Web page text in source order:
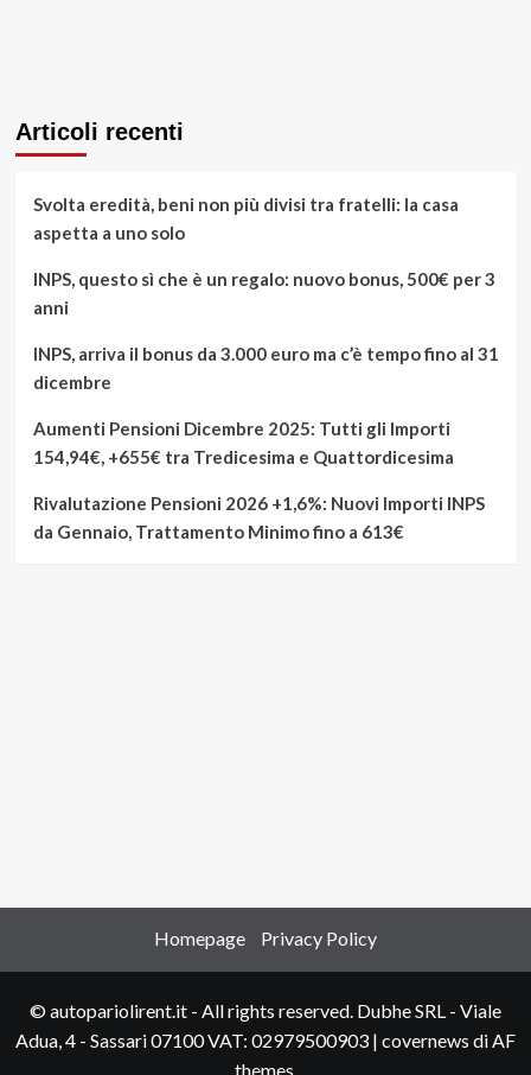
Articoli recenti
Svolta eredità, beni non più divisi tra fratelli: la casa
aspetta a uno solo
INPS, questo sì che è un regalo: nuovo bonus, 500€ per 3
anni
INPS, arriva il bonus da 3.000 euro ma c’è tempo fino al 31
dicembre
Aumenti Pensioni Dicembre 2025: Tutti gli Importi
154,94€, +655€ tra Tredicesima e Quattordicesima
Rivalutazione Pensioni 2026 +1,6%: Nuovi Importi INPS
da Gennaio, Trattamento Minimo fino a 613€
Homepage Privacy Policy
© autopariolirent.it - All rights reserved. Dubhe SRL - Viale
Adua, 4 - Sassari 07100 VAT: 02979500903 | covernews di AF
themes.